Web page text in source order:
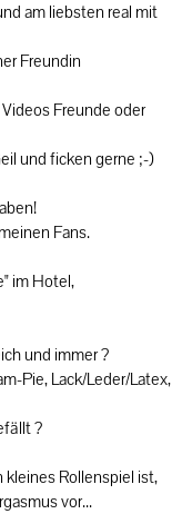
am liebsten real mit
Freundin
Freunde oder
und ficken gerne ;-)
Fans.
im Hotel,
und immer ?
Pie, Lack/Leder/Latex,
?
kleines Rollenspiel ist,
vor...